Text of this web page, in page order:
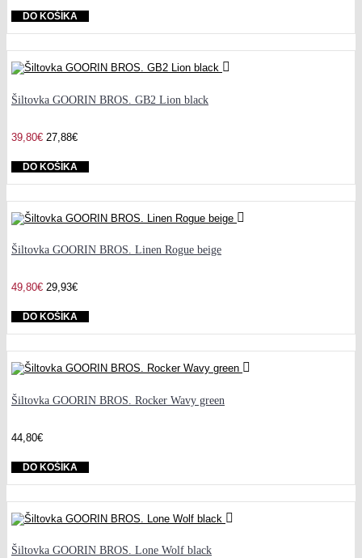
DO KOŠÍKA
Šiltovka GOORIN BROS. GB2 Lion black
39,80€ 27,88€
DO KOŠÍKA
Šiltovka GOORIN BROS. Linen Rogue beige
49,80€ 29,93€
DO KOŠÍKA
Šiltovka GOORIN BROS. Rocker Wavy green
44,80€
DO KOŠÍKA
Šiltovka GOORIN BROS. Lone Wolf black